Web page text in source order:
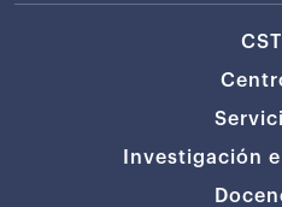
CST
Investigación